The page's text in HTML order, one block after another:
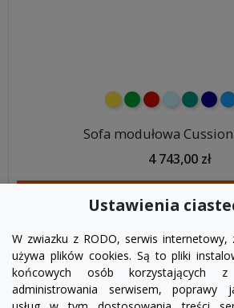
żółtyzielonyczerwony
błękitny
Sofa modułowa Cussion
4 743,00 zł
Ustawienia
W zwiazku z RODO, serwis
używa plików cookies. Są to pliki
końcowych osób korzystających
administrowania serwisem, poprawy